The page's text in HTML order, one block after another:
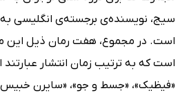
سیج، نویسنده‌ی برجسته‌ی انگلیسی
است. در مجموع، هفت رمان ذیل این
است که به ترتیب زمان انتشار عبارتند
«فیظیک»، «جسط و جو»، «سایرن